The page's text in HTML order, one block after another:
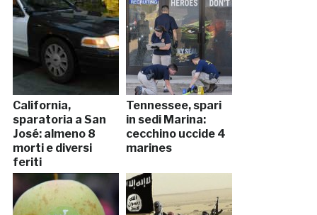
California,
sparatoria a San
José: almeno 8
morti e diversi
feriti
Tennessee, spari
in sedi Marina:
cecchino uccide 4
marines